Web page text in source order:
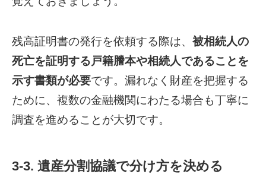
残高証明書の発行を依頼する際は、 被相続人の
死亡を証明する戸籍謄本や相続人であることを
示す書類が必要です。漏れなく財産を把握する
ために、複数の金融機関にわたる場合も丁寧に
調査を進めることが大切です。
3-3. 遺産分割協議で分け方を決める